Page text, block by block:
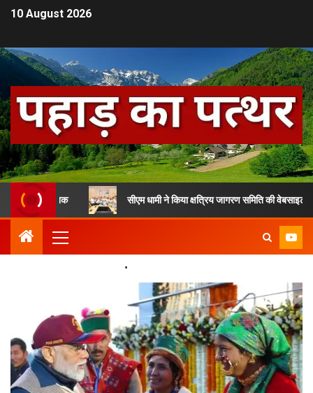
10 August 2026
सैनिक सीएम धामी ने किया क्षत्रिय जागरण समिति की वेबसाइट का विमोचन